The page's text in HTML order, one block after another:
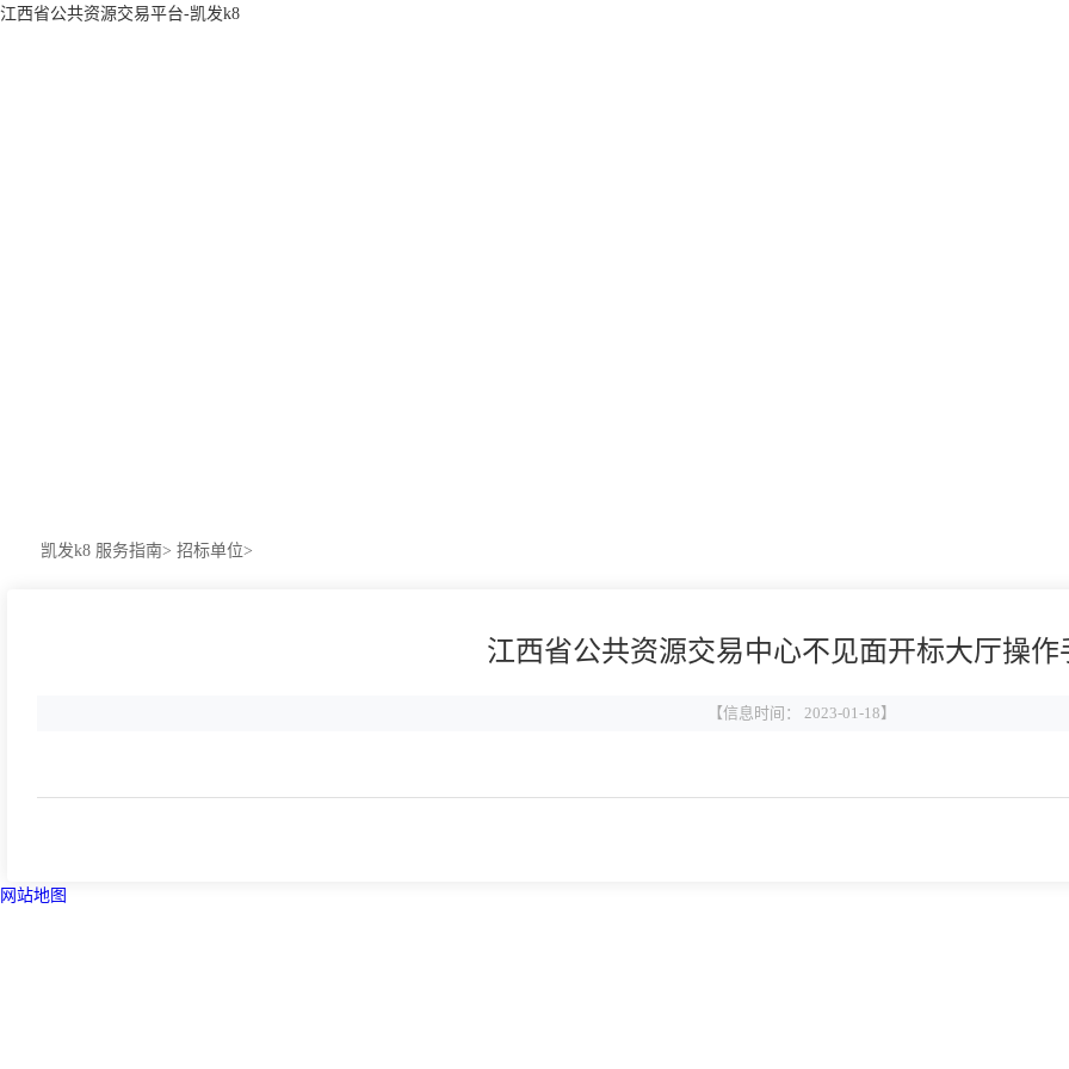
江西省公共资源交易平台-凯发k8
凯发k8 服务指南> 招标单位>
江西省公共资源交易中心不见面开标大厅操作
【信息时间： 2023-01-18】
网站地图